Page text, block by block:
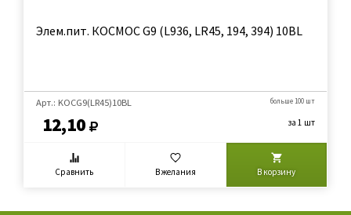
Элем.пит. КОСМОС G9 (L936, LR45, 194, 394) 10BL
Арт.: KOCG9(LR45)10BL
12,10
больше 100 шт
за 1 шт
Сравнить В желания В корзину